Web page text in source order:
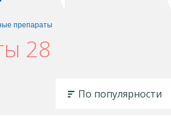
препараты
28
По популярности